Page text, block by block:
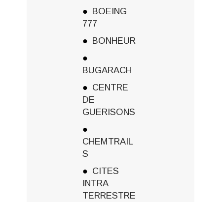
BOEING
777
BONHEUR
BUGARACH
CENTRE
DE
GUERISONS
CHEMTRAIL
S
CITES
INTRA
TERRESTRE